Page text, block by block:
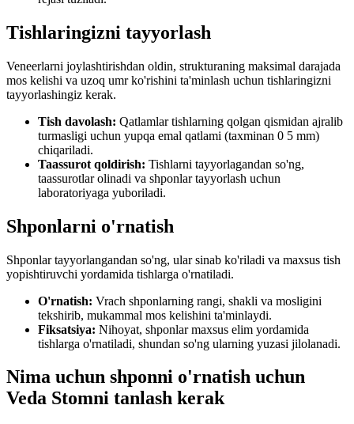
Tishlaringizni tayyorlash
Veneerlarni joylashtirishdan oldin, strukturaning maksimal darajada
mos kelishi va uzoq umr ko'rishini ta'minlash uchun tishlaringizni
tayyorlashingiz kerak.
Tish davolash: Qatlamlar tishlarning qolgan qismidan ajralib
turmasligi uchun yupqa emal qatlami (taxminan 0 5 mm)
chiqariladi.
Taassurot qoldirish: Tishlarni tayyorlagandan so'ng,
taassurotlar olinadi va shponlar tayyorlash uchun
laboratoriyaga yuboriladi.
Shponlarni o'rnatish
Shponlar tayyorlangandan so'ng, ular sinab ko'riladi va maxsus tish
yopishtiruvchi yordamida tishlarga o'rnatiladi.
O'rnatish: Vrach shponlarning rangi, shakli va mosligini
tekshirib, mukammal mos kelishini ta'minlaydi.
Fiksatsiya: Nihoyat, shponlar maxsus elim yordamida
tishlarga o'rnatiladi, shundan so'ng ularning yuzasi jilolanadi.
Nima uchun shponni o'rnatish uchun
Veda Stomni tanlash kerak